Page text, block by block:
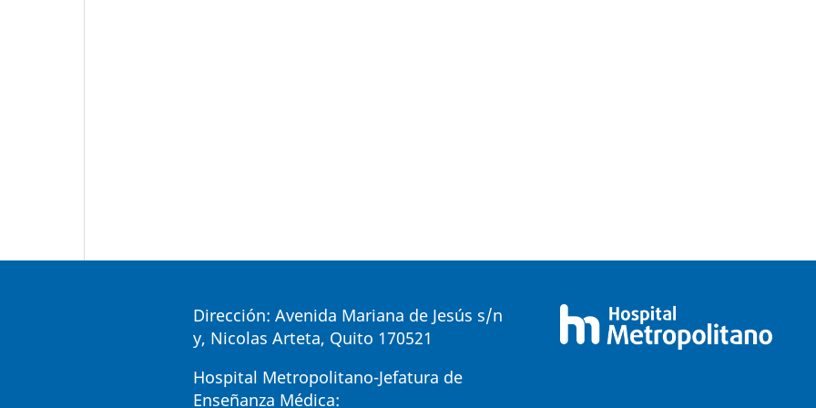
Dirección: Avenida Mariana de Jesús s/n
y, Nicolas Arteta, Quito 170521
Hospital Metropolitano-Jefatura de
Enseñanza Médica: